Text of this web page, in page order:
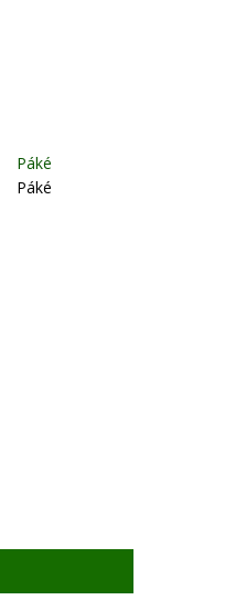
Páké
Páké